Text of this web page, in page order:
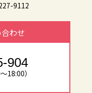
9112
わせ
904
18:00）